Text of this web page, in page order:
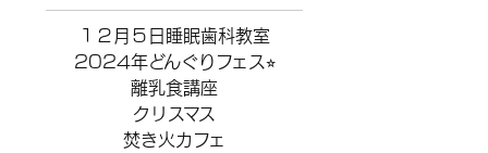
１２月５日睡眠歯科教室
2024年どんぐりフェス⭐︎
離乳食講座
クリスマス
焚き火カフェ